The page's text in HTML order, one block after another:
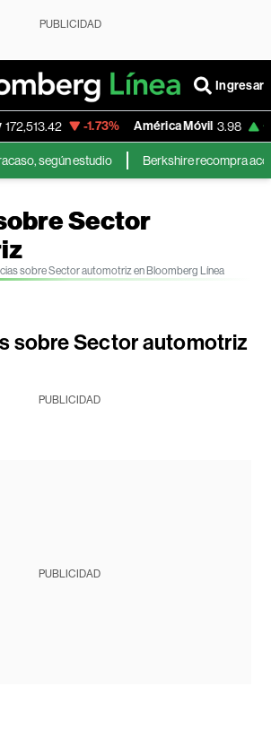
PUBLICIDAD
Ingresar
-1.73% América Móvil 3.98 +3.11%
estudio Berkshire recompra acciones
Sector
sobre Sector automotriz en Bloomberg Línea
sobre Sector automotriz
PUBLICIDAD
PUBLICIDAD